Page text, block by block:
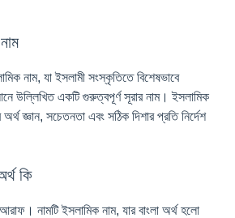
নাম, যা ইসলামী সংস্কৃতিতে বিশেষভাবে
উল্লিখিত একটি গুরুত্বপূর্ণ সূরার নাম। ইসলামিক
জ্ঞান, সচেতনতা এবং সঠিক দিশার প্রতি নির্দেশ
কি
নামটি ইসলামিক নাম, যার বাংলা অর্থ হলো